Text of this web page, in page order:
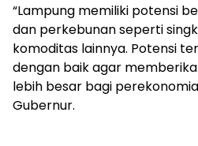
“Lampung memiliki potensi
dan perkebunan seperti
komoditas lainnya. Potensi
dengan baik agar
lebih besar bagi
Gubernur.